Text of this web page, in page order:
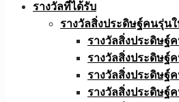
รางวัลที่ได้รับ
รางวัลสิ่งประดิษฐ์คนรุ่น
รางวัลสิ่งประดิษฐ์
รางวัลสิ่งประดิษฐ์
รางวัลสิ่งประดิษฐ์
รางวัลสิ่งประดิษฐ์